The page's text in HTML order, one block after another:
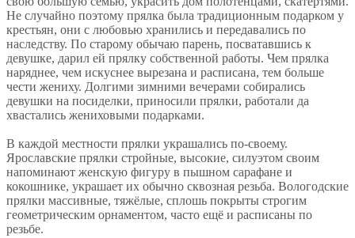
Не случайно поэтому прялка была традиционным подарком у
крестьян, они с любовью хранились и передавались по
наследству. По старому обычаю парень, посватавшись к
девушке, дарил ей прялку собственной работы. Чем прялка
наряднее, чем искуснее вырезана и расписана, тем больше
чести жениху. Долгими зимними вечерами собирались
девушки на посиделки, приносили прялки, работали да
хвастались жениховыми подарками.
В каждой местности прялки украшались по-своему.
Ярославские прялки стройные, высокие, силуэтом своим
напоминают женскую фигуру в пышном сарафане и
кокошнике, украшает их обычно сквозная резьба. Вологодские
прялки массивные, тяжёлые, сплошь покрыты строгим
геометрическим орнаментом, часто ещё и расписаны по
резьбе.